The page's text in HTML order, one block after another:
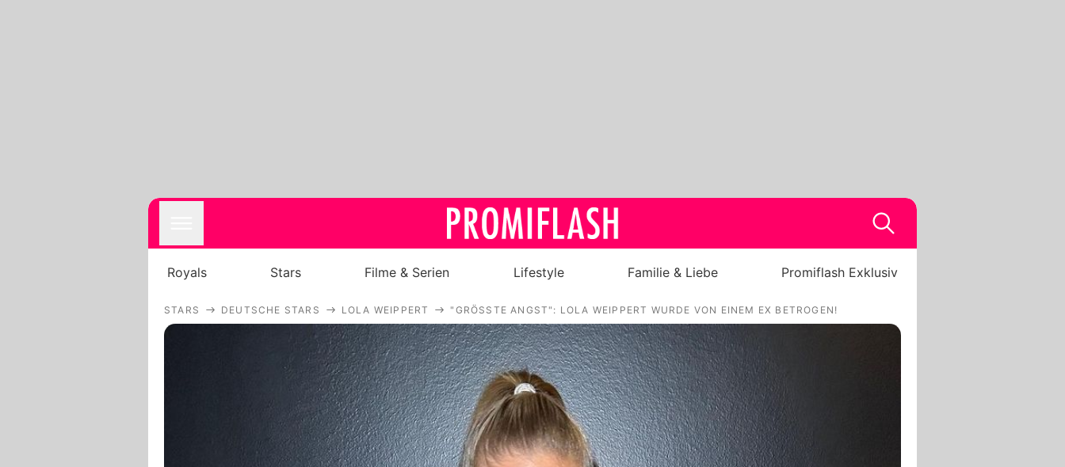
Royals
Stars
Filme & Serien
Lifestyle
Familie & Liebe
Royals Stars Filme & Serien Lifestyle Familie & Liebe Promiflash Exklusiv
STARS DEUTSCHE STARS LOLA WEIPPERT "GRÖSSTE ANGST": LOLA WEIPPERT WURDE VON EINEM EX BETROGEN!